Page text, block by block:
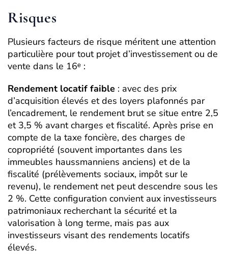
Risques
Plusieurs facteurs de risque méritent une attention
particulière pour tout projet d’investissement ou de
vente dans le 16ᵉ :
Rendement locatif faible : avec des prix
d’acquisition élevés et des loyers plafonnés par
l’encadrement, le rendement brut se situe entre 2,5
et 3,5 % avant charges et fiscalité. Après prise en
compte de la taxe foncière, des charges de
copropriété (souvent importantes dans les
immeubles haussmanniens anciens) et de la
fiscalité (prélèvements sociaux, impôt sur le
revenu), le rendement net peut descendre sous les
2 %. Cette configuration convient aux investisseurs
patrimoniaux recherchant la sécurité et la
valorisation à long terme, mais pas aux
investisseurs visant des rendements locatifs
élevés.